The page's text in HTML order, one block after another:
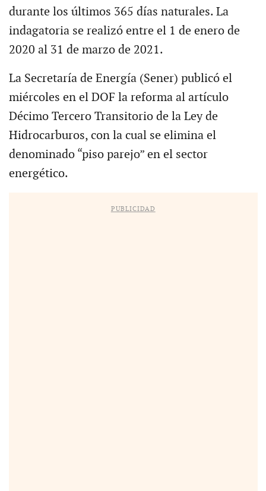
durante los últimos 365 días naturales. La
indagatoria se realizó entre el 1 de enero de
2020 al 31 de marzo de 2021.
La Secretaría de Energía (Sener) publicó el
miércoles en el DOF la reforma al artículo
Décimo Tercero Transitorio de la Ley de
Hidrocarburos, con la cual se elimina el
denominado “piso parejo” en el sector
energético.
PUBLICIDAD